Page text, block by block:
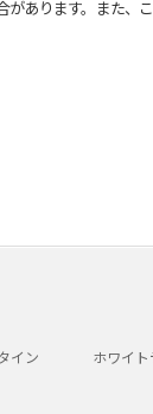
あります。また、
イン ホワイ